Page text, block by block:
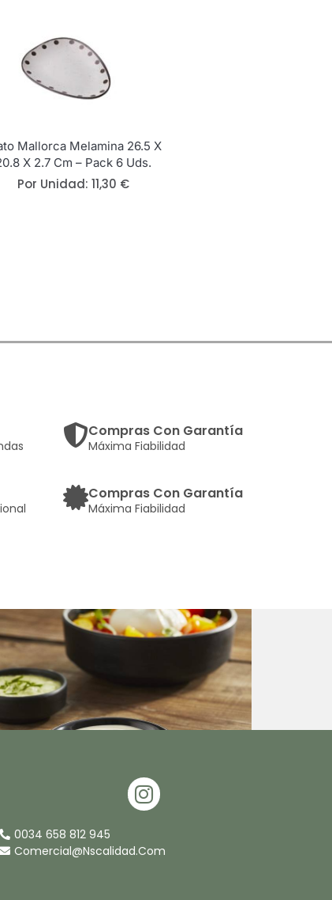
Mallorca Melamina 26.5 X
X 2.7 Cm – Pack 6 Uds.
Por Unidad: 11,30 €
Compras Con Garantía
Máxima Fiabilidad
Compras Con Garantía
Máxima Fiabilidad
I
N
T
0034 658 812 945
Comercial@nscalidad.com